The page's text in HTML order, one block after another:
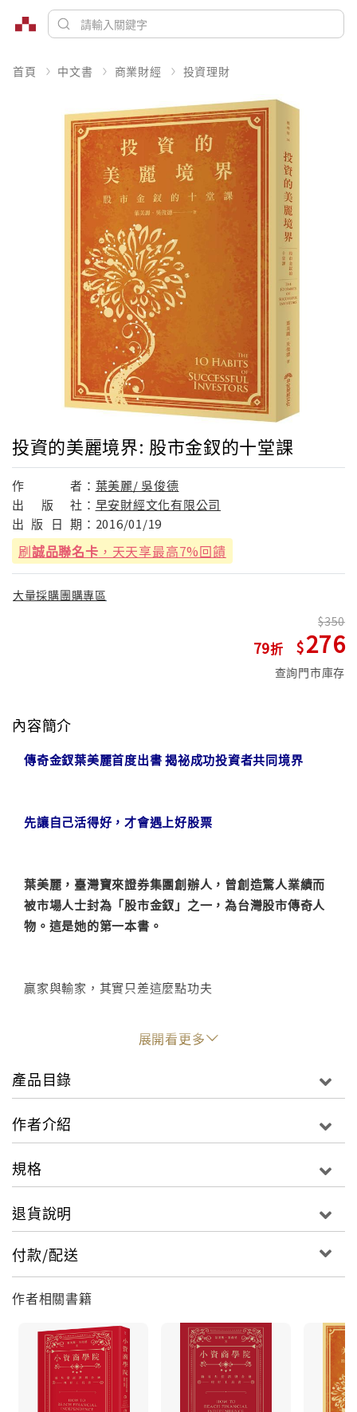
首頁 中文書 商業財經 投資理財
投資的美麗境界: 股市金釵的十堂課
作 者： 葉美麗/ 吳俊德
出
版 社： 早安財經文化有限公司
出 版 日 期： 2016/01/19
刷誠品聯名卡 ，天天享最高7%回饋
大量採購團購專區
79
350
276
查詢門市庫存
內容簡介
傳奇金釵葉美麗首度出書 揭祕成功投資者共同境界
先讓自己活得好，才會遇上好股票
葉美麗，臺灣寶來證券集團創辦人，曾創造驚人業績而
被市場人士封為「股市金釵」之一，為台灣股市傳奇人
物。這是她的第一本書。
贏家與輸家，其實只差這麼點功夫
藉由這本書，葉美麗想要向投資朋友們分享這些年來，
在市場中所看到、學到的好觀念與好方法。這些成功且
旺盛，永遠好學不倦。因為停止學習，就是讓自己不再
的技能，又怎能保護得了資產呢？
其次，永遠保持一顆年輕的心，與探索未知的勇氣。因
為這群人深知，最有爆發力的財富，往往都藏在未知的
世界裡。
最後一點，也是貫穿整本書的一個重要精神，那就是：
要有長遠的準備。投資這件事，無論成敗，都是一輩子
展開看更多
產品目錄
作者介紹
規格
退貨說明
付款/配送
作者相關書籍